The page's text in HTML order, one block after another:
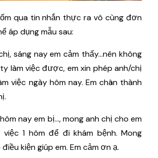
qua tin nhắn thực ra vô cùng đơn
áp dụng mẫu sau:
sáng nay em cảm thấy…nên không
làm việc được, em xin phép anh/chị
việc ngày hôm nay. Em chân thành
nay em bị…, mong anh chị cho em
1 hôm để đi khám bệnh. Mong
kiện giúp em. Em cảm ơn ạ.